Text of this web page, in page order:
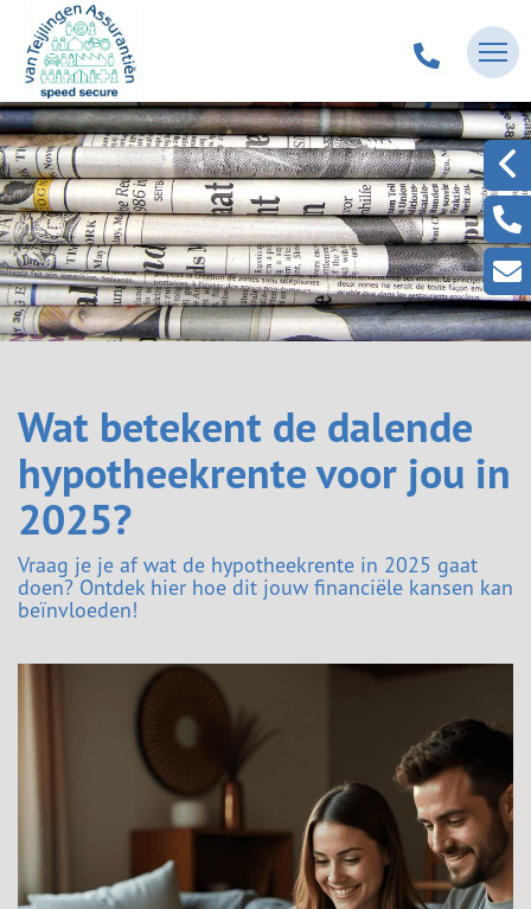
Wat betekent de dalende
hypotheekrente voor jou in
2025?
Vraag je je af wat de hypotheekrente in 2025 gaat
doen? Ontdek hier hoe dit jouw financiële kansen kan
beïnvloeden!